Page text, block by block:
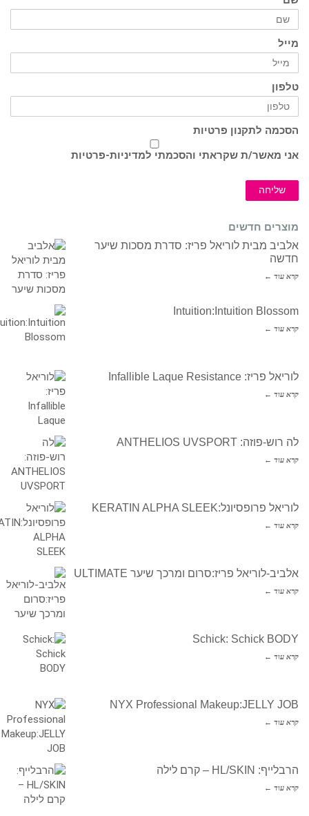
מייל
טלפון
הסכמה לתקנון פרטיות
אני מאשר/ת שקראתי והסכמתי למדיניות-פרטיות
שליחה
מוצרים חדשים
אלביב מבית לוריאל פריז: סדרת מסכות שיער
חדשה
קרא עוד ←
Intuition:Intuition Blossom
קרא עוד ←
לוריאל פריז: Infallible Laque Resistance
קרא עוד ←
לה רוש-פוזה: ANTHELIOS UVSPORT
קרא עוד ←
לוריאל פרופסיונל:KERATIN ALPHA SLEEK
קרא עוד ←
אלביב-לוריאל פריז:סרום ומרכך שיער ULTIMATE
קרא עוד ←
Schick: Schick BODY
קרא עוד ←
NYX Professional Makeup:JELLY JOB
קרא עוד ←
הרבלייף: HL/SKIN – קרם לילה
קרא עוד ←